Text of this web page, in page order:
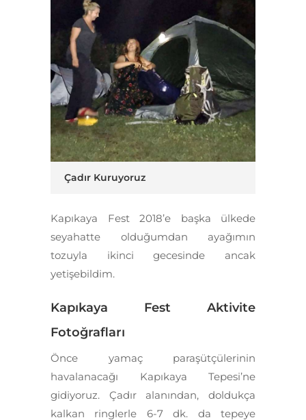
Çadır Kuruyoruz
Kapıkaya Fest 2018’e başka ülkede
seyahatte olduğumdan ayağımın
tozuyla ikinci gecesinde ancak
yetişebildim.
Kapıkaya Fest Aktivite
Fotoğrafları
Önce yamaç paraşütçülerinin
havalanacağı Kapıkaya Tepesi’ne
gidiyoruz. Çadır alanından, doldukça
kalkan ringlerle 6-7 dk. da tepeye